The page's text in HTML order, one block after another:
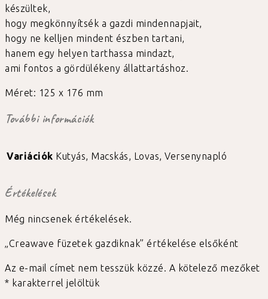
készültek,
hogy megkönnyítsék a gazdi mindennapjait,
hogy ne kelljen mindent észben tartani,
hanem egy helyen tarthassa mindazt,
ami fontos a gördülékeny állattartáshoz.
Méret: 125 x 176 mm
További információk
Variációk Kutyás, Macskás, Lovas, Versenynapló
Értékelések
Még nincsenek értékelések.
„Creawave füzetek gazdiknak” értékelése elsőként
Az e-mail címet nem tesszük közzé. A kötelező mezőket
* karakterrel jelöltük